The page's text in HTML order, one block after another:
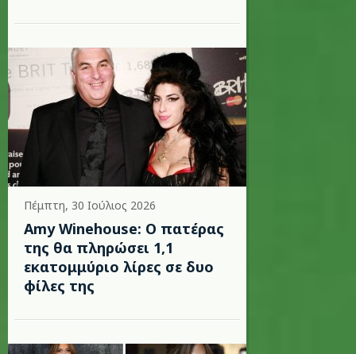
Πέμπτη, 30 Ιούλιος 2026
Amy Winehouse: Ο πατέρας
της θα πληρώσει 1,1
εκατομμύριο λίρες σε δυο
φίλες της